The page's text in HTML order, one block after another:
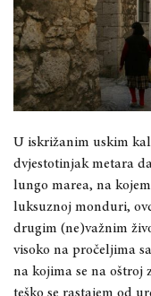
U iskrižanim uskim
dvjestotinjak metara
lungo marea, na
luksuznoj monduri,
drugim (ne)važnim
visoko na pročeljima
na kojima se na oštroj